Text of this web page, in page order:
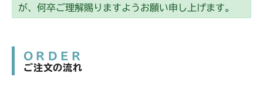
が、何卒ご理解賜りますようお願い申し上げます。
ORDER
ご注文の流れ